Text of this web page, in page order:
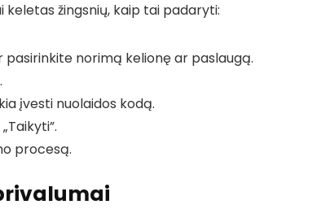
žingsnių, kaip tai padaryti:
norimą kelionę ar paslaugą.
įvesti nuolaidos kodą.
procesą.